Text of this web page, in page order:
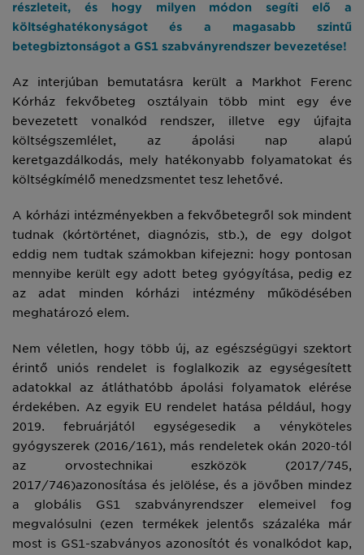
részleteit, és hogy milyen módon segíti elő a
költséghatékonyságot és a magasabb szintű
betegbiztonságot a GS1 szabványrendszer bevezetése!
Az interjúban bemutatásra került a Markhot Ferenc
Kórház fekvőbeteg osztályain több mint egy éve
bevezetett vonalkód rendszer, illetve egy újfajta
költségszemlélet, az ápolási nap alapú
keretgazdálkodás, mely hatékonyabb folyamatokat és
költségkímélő menedzsmentet tesz lehetővé.
A kórházi intézményekben a fekvőbetegről sok mindent
tudnak (kórtörténet, diagnózis, stb.), de egy dolgot
eddig nem tudtak számokban kifejezni: hogy pontosan
mennyibe került egy adott beteg gyógyítása, pedig ez
az adat minden kórházi intézmény működésében
meghatározó elem.
Nem véletlen, hogy több új, az egészségügyi szektort
érintő uniós rendelet is foglalkozik az egységesített
adatokkal az átláthatóbb ápolási folyamatok elérése
érdekében. Az egyik EU rendelet hatása például, hogy
2019. februárjától egységesedik a vényköteles
gyógyszerek (2016/161), más rendeletek okán 2020-tól
az orvostechnikai eszközök (2017/745,
2017/746)azonosítása és jelölése, és a jövőben mindez
a globális GS1 szabványrendszer elemeivel fog
megvalósulni (ezen termékek jelentős százaléka már
most is GS1-szabványos azonosítót és vonalkódot kap,